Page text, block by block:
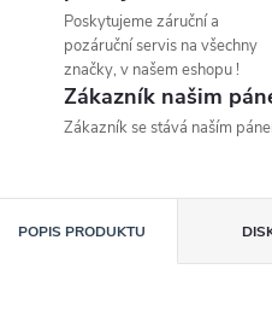
Poskytujeme záruční a
pozáruční servis na všechny
značky, v našem eshopu !
Zákazník našim
Zákazník se stává naším
POPIS PRODUKTU